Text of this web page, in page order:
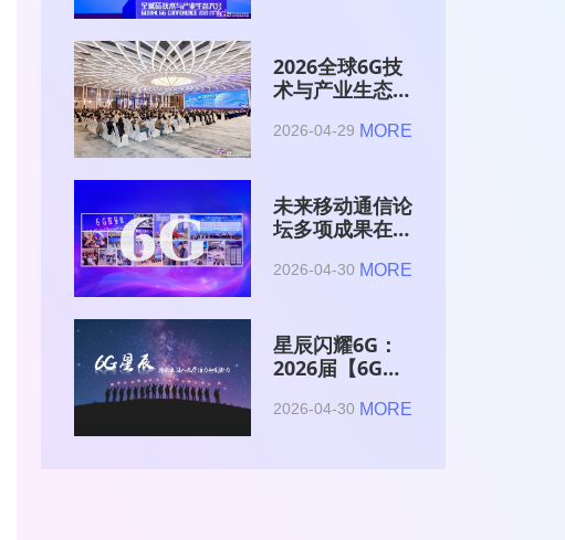
2026全球6G技
术与产业生态大
2026-04-29 MORE
未来移动通信论
坛多项成果在
术与产业生态大
2026-04-30 MORE
星辰闪耀6G：
2026届【6G星
与博士获颁证书
2026-04-30 MORE